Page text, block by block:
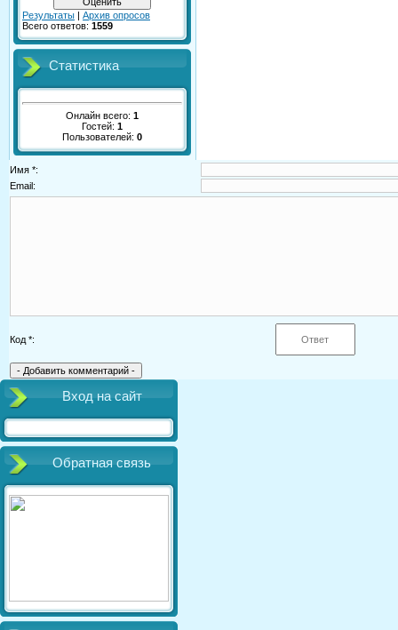
Результаты | Архив опросов
Всего ответов: 1559
Статистика
Онлайн всего: 1
Гостей: 1
Пользователей: 0
Имя *:
Email:
Код *:
Вход на сайт
Обратная связь